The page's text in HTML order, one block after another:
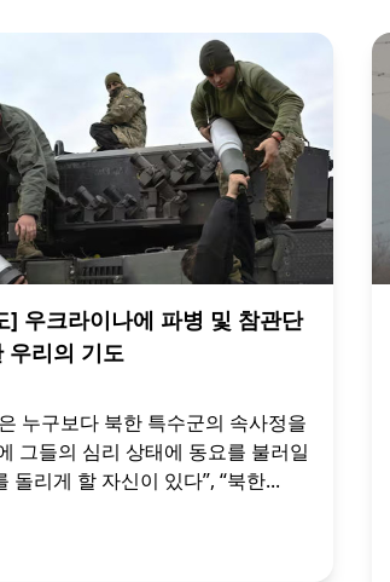
] 우크라이나에 파병 및 참관단
우리의 기도
누구보다 북한 특수군의 속사정을
그들의 심리 상태에 동요를 불러일
돌리게 할 자신이 있다”, “북한...